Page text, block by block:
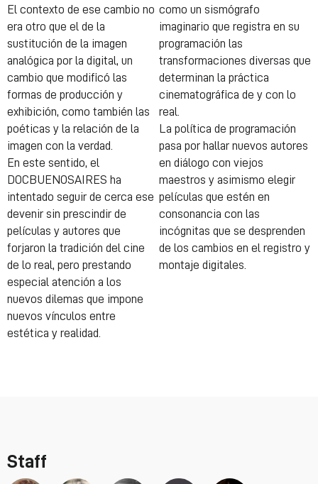
El contexto de ese cambio no
era otro que el de la
sustitución de la imagen
analógica por la digital, un
cambio que modificó las
formas de producción y
exhibición, como también las
poéticas y la relación de la
imagen con la verdad.
En este sentido, el
DOCBUENOSAIRES ha
intentado seguir de cerca ese
devenir sin prescindir de
películas y autores que
forjaron la tradición del cine
de lo real, pero prestando
especial atención a los
nuevos dilemas que impone
nuevos vínculos entre
estética y realidad.
como un sismógrafo
imaginario que registra en su
programación las
transformaciones diversas que
determinan la práctica
cinematográfica de y con lo
real.
La política de programación
pasa por hallar nuevos autores
en diálogo con viejos
maestros y asimismo elegir
películas que estén en
consonancia con las
incógnitas que se desprenden
de los cambios en el registro y
montaje digitales.
Staff